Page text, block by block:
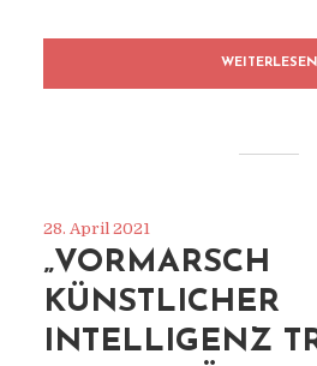
WEITERLESEN
28. April 2021
„VORMARSCH
KÜNSTLICHER
INTELLIGENZ